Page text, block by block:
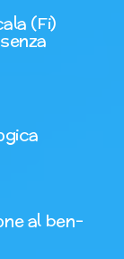
(Fi)
al ben-